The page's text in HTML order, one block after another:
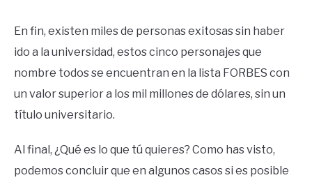
En fin, existen miles de personas exitosas sin haber
ido a la universidad, estos cinco personajes que
nombre todos se encuentran en la lista FORBES con
un valor superior a los mil millones de dólares, sin un
título universitario.
Al final, ¿Qué es lo que tú quieres? Como has visto,
podemos concluir que en algunos casos si es posible